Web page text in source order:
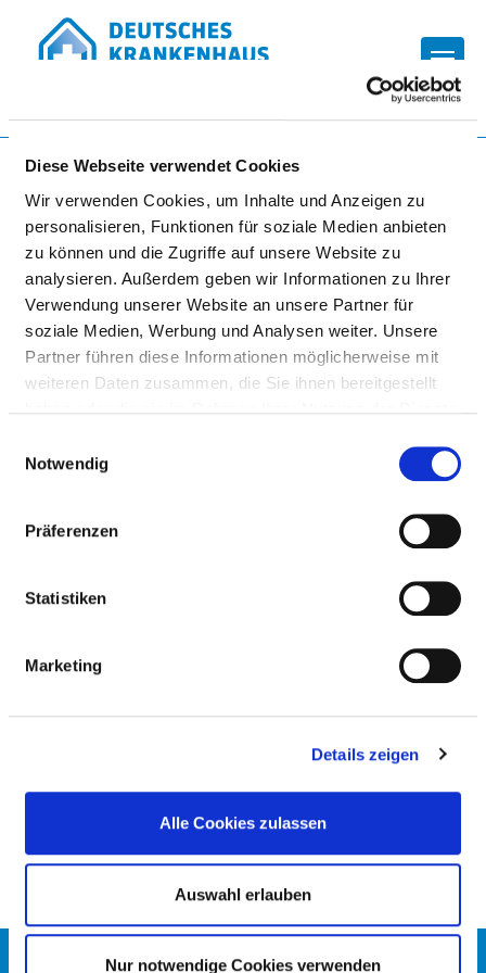
Diese Webseite verwendet Cookies
Wir verwenden Cookies, um Inhalte und Anzeigen zu
personalisieren, Funktionen für soziale Medien anbieten
zu können und die Zugriffe auf unsere Website zu
analysieren. Außerdem geben wir Informationen zu Ihrer
Verwendung unserer Website an unsere Partner für
soziale Medien, Werbung und Analysen weiter. Unsere
Partner führen diese Informationen möglicherweise mit
weiteren Daten zusammen, die Sie ihnen bereitgestellt
Notwendig
Präferenzen
Statistiken
Marketing
Details zeigen
Alle Cookies zulassen
Auswahl erlauben
Nur notwendige Cookies verwenden
SCHÖN KLINIK BAD
STAFFELSTEIN
TEILNAHME AN DER
ALLGEMEINES
HINWEIS NOTFALLVERSORGUNG